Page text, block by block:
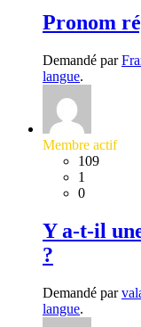
Pronom
Demandé par
langue.
Membre actif
109
1
0
Y a-t-il
?
Demandé par
langue.